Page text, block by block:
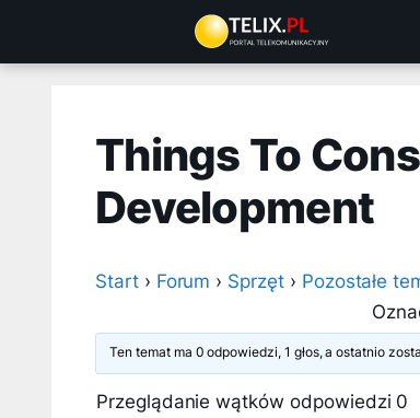
treści
Things To
Development
Start › Forum › Sprzęt › Pozostałe
Ten temat ma 0 odpowiedzi, 1 głos, a ostatnio
Przeglądanie wątków odpowiedzi 0